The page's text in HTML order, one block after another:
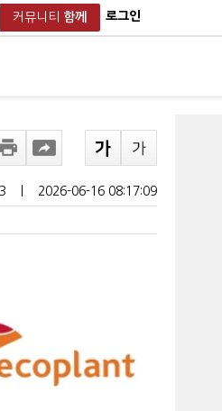
커뮤니티 함께 로그인
2026-06-16 08:17:09